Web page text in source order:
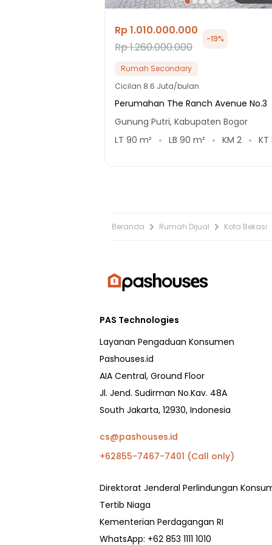
Rp 1.010.000.000
Rp 1.260.000.000
-19%
Rumah Secondary
Cicilan 8.6 Juta/bulan
Perumahan The Ranch Avenue No.3
Gunung Putri, Kabupaten Bogor
LT 90 m² LB 90 m² KM 2 KT
Beranda Rumah Dijual Kota Bekasi
PAS Technologies
Layanan Pengaduan Konsumen
Pashouses.id
AIA Central, Ground Floor
Jl. Jend. Sudirman No.Kav. 48A
South Jakarta, 12930, Indonesia
cs@pashouses.id
+62855-7467-7401 (Call only)
Direktorat Jenderal Perlindungan
Tertib Niaga
Kementerian Perdagangan RI
WhatsApp: +62 853 1111 1010